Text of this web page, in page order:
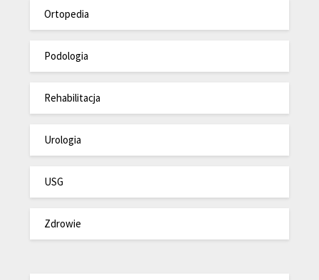
Ortopedia
Podologia
Rehabilitacja
Urologia
USG
Zdrowie